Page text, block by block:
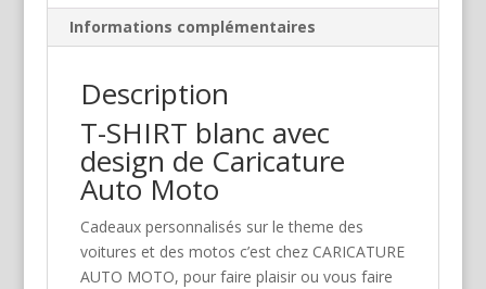
Informations complémentaires
Description
T-SHIRT blanc avec
design de Caricature
Auto Moto
Cadeaux personnalisés sur le theme des
voitures et des motos c’est chez CARICATURE
AUTO MOTO, pour faire plaisir ou vous faire